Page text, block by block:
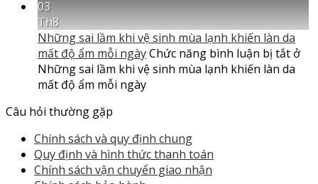
03
Th8
Những sai lầm khi vệ sinh mùa lạnh khiến làn da
mất độ ẩm mỗi ngàyChức năng bình luận bị tắt ở
Những sai lầm khi vệ sinh mùa lạnh khiến làn da
mất độ ẩm mỗi ngày
Câu hỏi thường gặp
Chính sách và quy định chung
Quy định và hình thức thanh toán
Chính sách vận chuyển giao nhận